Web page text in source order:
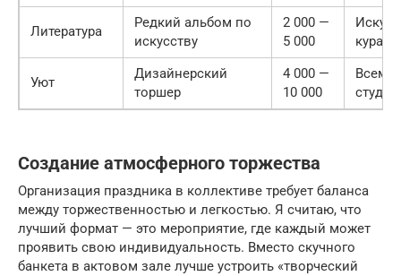
Литература
Редкий альбом по
искусству
2 000 —
5 000
Уют
Дизайнерский
торшер
4 000 —
10 000
Всем
студию
Создание атмосферного торжества
Организация праздника в коллективе требует баланса
между торжественностью и легкостью. Я считаю, что
лучший формат — это мероприятие, где каждый может
проявить свою индивидуальность. Вместо скучного
банкета в актовом зале лучше устроить «творческий